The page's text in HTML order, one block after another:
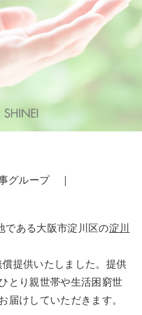
グループ ｜
である大阪市淀川区の淀川
償提供いたしました。提供
とり親世帯や生活困窮世
届けしていただきます。